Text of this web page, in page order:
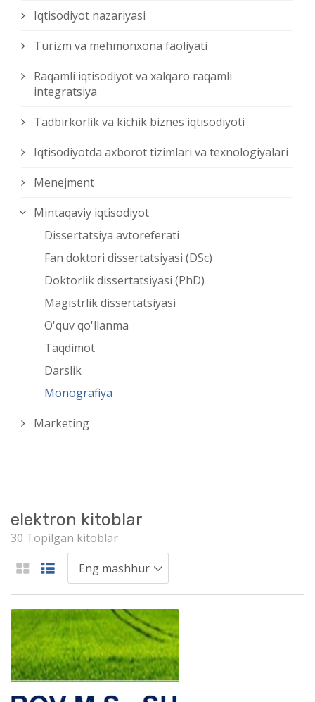
Iqtisodiyot nazariyasi
Turizm va mehmonxona faoliyati
Raqamli iqtisodiyot va xalqaro raqamli
integratsiya
Tadbirkorlik va kichik biznes iqtisodiyoti
Iqtisodiyotda axborot tizimlari va texnologiyalari
Menejment
Mintaqaviy iqtisodiyot
Dissertatsiya avtoreferati
Fan doktori dissertatsiyasi (DSc)
Doktorlik dissertatsiyasi (PhD)
Magistrlik dissertatsiyasi
O'quv qo'llanma
Taqdimot
Darslik
Monografiya
Marketing
elektron kitoblar
30 Topilgan kitoblar